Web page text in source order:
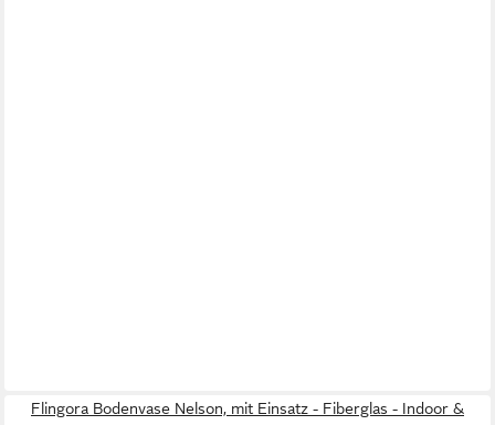
Flingora Bodenvase Nelson, mit Einsatz - Fiberglas - Indoor &